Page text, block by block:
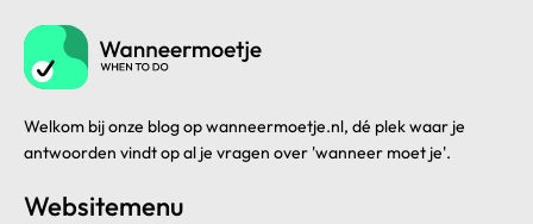
Welkom bij onze blog op wanneermoetje.nl, dé plek waar je
antwoorden vindt op al je vragen over 'wanneer moet je'.
Websitemenu